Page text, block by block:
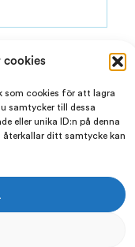
cookies
som cookies för att lagra
samtycker till dessa
eller unika ID:n på denna
återkallar ditt samtycke kan
25, 412 76